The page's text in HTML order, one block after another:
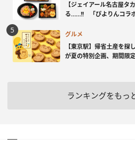
【ジェイアール名古屋タ
る……!! 「ぴよりんコラ
グルメ
【東京駅】帰省土産を
が夏の特別企画、期間限
ランキングをもっ